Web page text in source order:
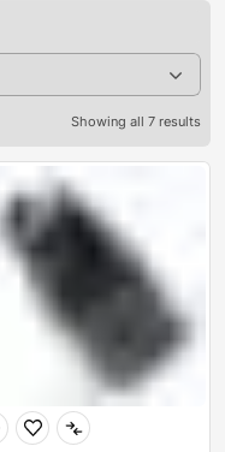
Showing all 7 results